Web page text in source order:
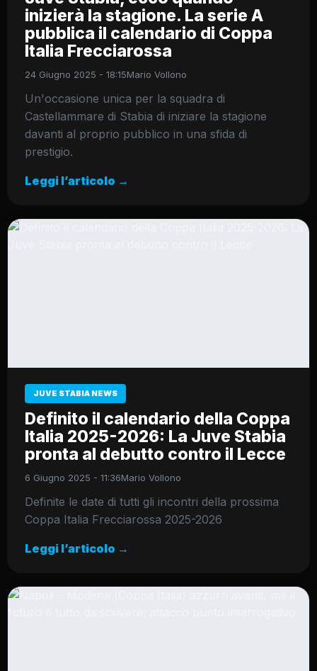
inizierà la stagione. La serie A
pubblica il calendario di Coppa
Italia Frecciarossa
24 Giugno 2025 - 18:15Mario Vollono
Un'occasione unica per la squadra di
Castellammare di Stabia di iniziare la stagione
davanti al proprio pubblico in una sfida di
prestigio.
Leggi l’articolo →
JUVE STABIA NEWS
Definito il calendario della Coppa
Italia 2025-2026: La Juve Stabia
pronta al debutto contro il Lecce
6 Giugno 2025 - 11:36Mario Vollono
Definite le date di tutti gli incontri della prossima
Coppa Italia Frecciarossa 2025-2026
Leggi l’articolo →